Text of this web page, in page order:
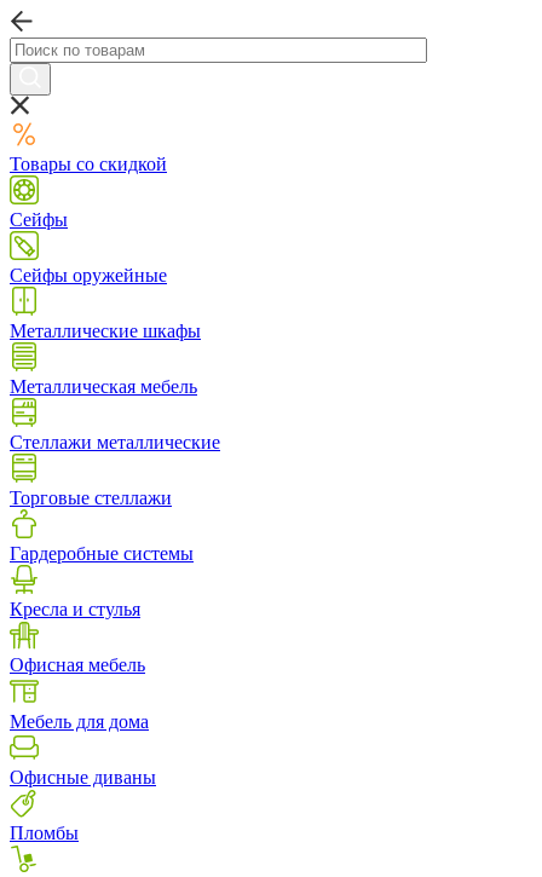
Товары со скидкой
Сейфы
Сейфы оружейные
Металлические шкафы
Металлическая мебель
Стеллажи металлические
Торговые стеллажи
Гардеробные системы
Кресла и стулья
Офисная мебель
Мебель для дома
Офисные диваны
Пломбы